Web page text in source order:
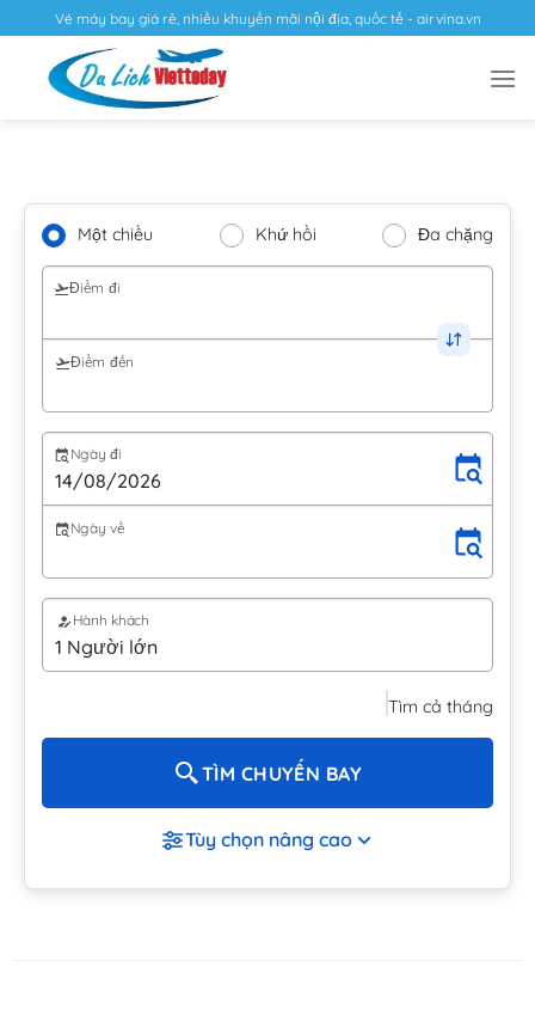
Vé máy bay giá rẻ, nhiều khuyến mãi nội địa, quốc tế - airvina.vn
Một chiều Khứ hồi Đa chặng
Điểm đi
Điểm đến
Ngày đi
Ngày về
Hành khách
Tìm cả tháng
TÌM CHUYẾN BAY
Tùy chọn nâng cao